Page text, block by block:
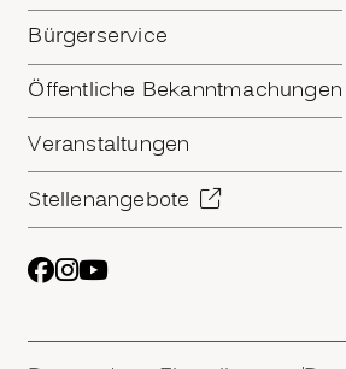
Bürgerservice
Öffentliche Bekanntmachungen
Veranstaltungen
Stellenangebote